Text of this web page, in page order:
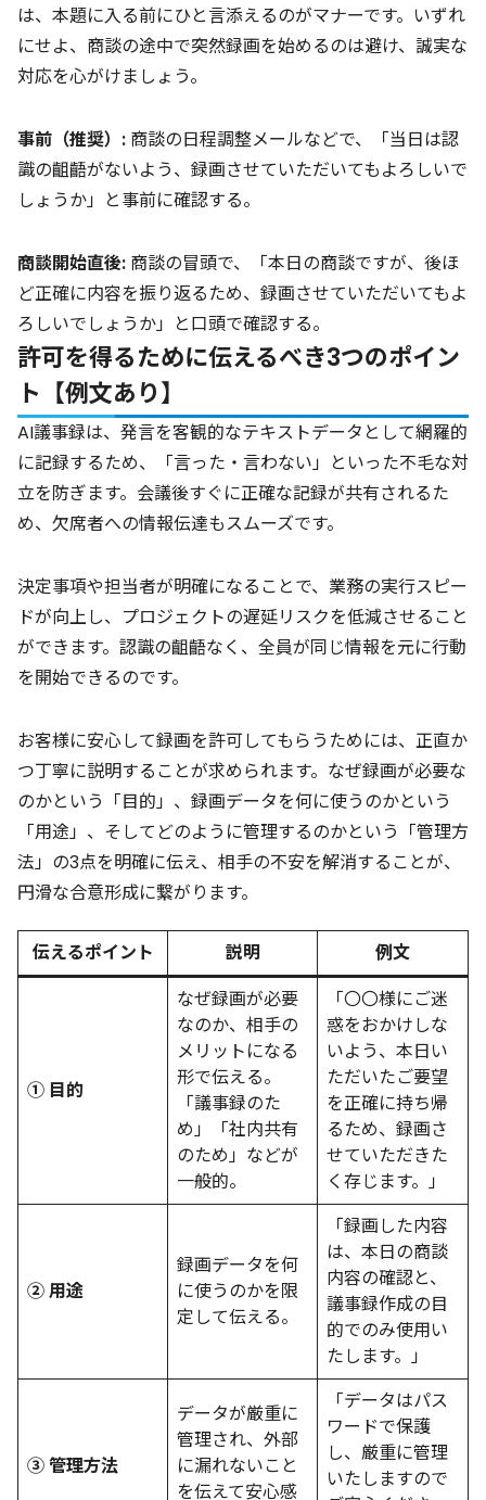
は、本題に入る前にひと言添えるのがマナーです。いずれ
にせよ、商談の途中で突然録画を始めるのは避け、誠実な
対応を心がけましょう。
事前（推奨）: 商談の日程調整メールなどで、「当日は認
識の齟齬がないよう、録画させていただいてもよろしいで
しょうか」と事前に確認する。
商談開始直後: 商談の冒頭で、「本日の商談ですが、後ほ
ど正確に内容を振り返るため、録画させていただいてもよ
ろしいでしょうか」と口頭で確認する。
許可を得るために伝えるべき3つのポイン
ト【例文あり】
AI議事録は、発言を客観的なテキストデータとして網羅的
に記録するため、「言った・言わない」といった不毛な対
立を防ぎます。会議後すぐに正確な記録が共有されるた
め、欠席者への情報伝達もスムーズです。
決定事項や担当者が明確になることで、業務の実行スピー
ドが向上し、プロジェクトの遅延リスクを低減させること
ができます。認識の齟齬なく、全員が同じ情報を元に行動
を開始できるのです。
お客様に安心して録画を許可してもらうためには、正直か
つ丁寧に説明することが求められます。なぜ録画が必要な
のかという「目的」、録画データを何に使うのかという
「用途」、そしてどのように管理するのかという「管理方
法」の3点を明確に伝え、相手の不安を解消することが、
円滑な合意形成に繋がります。
伝えるポイント 説明 例文
① 目的
なぜ録画が必要
なのか、相手の
メリットになる
形で伝える。
「議事録のた
め」「社内共有
のため」などが
一般的。
「〇〇様にご迷
惑をおかけしな
いよう、本日い
ただいたご要望
を正確に持ち帰
るため、録画さ
せていただきた
く存じます。」
② 用途
録画データを何
に使うのかを限
定して伝える。
「録画した内容
は、本日の商談
内容の確認と、
議事録作成の目
的でのみ使用い
たします。」
③ 管理方法
データが厳重に
管理され、外部
に漏れないこと
を伝えて安心感
「データはパス
ワードで保護
し、厳重に管理
いたしますので